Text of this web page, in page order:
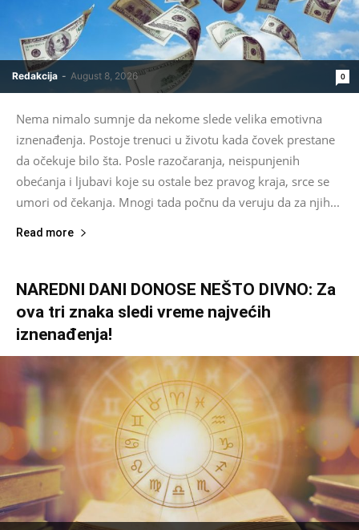
Redakcija - August 8, 2026 0
Nema nimalo sumnje da nekome slede velika emotivna
iznenađenja. Postoje trenuci u životu kada čovek prestane
da očekuje bilo šta. Posle razočaranja, neispunjenih
obećanja i ljubavi koje su ostale bez pravog kraja, srce se
umori od čekanja. Mnogi tada počnu da veruju da za njih...
Read more
NAREDNI DANI DONOSE NEŠTO DIVNO: Za
ova tri znaka sledi vreme najvećih
iznenađenja!